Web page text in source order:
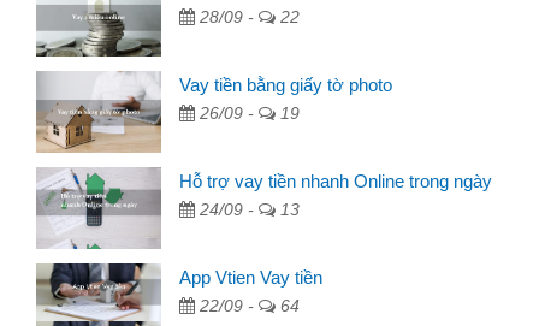
28/09 - 22
Vay tiền bằng giấy tờ photo
26/09 - 19
Hỗ trợ vay tiền nhanh Online trong ngày
24/09 - 13
App Vtien Vay tiền
22/09 - 64